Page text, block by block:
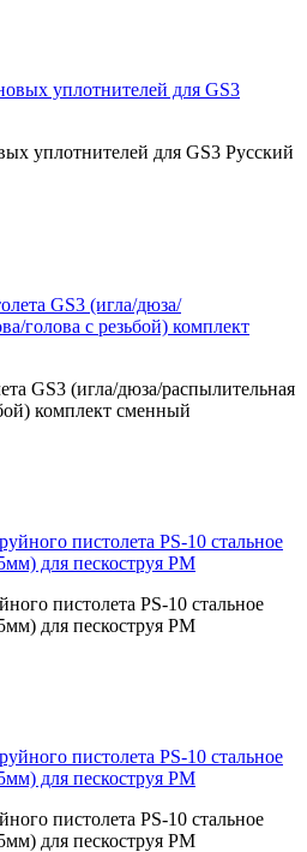
уплотнителей для GS3 Русский
GS3 (игла/дюза/распылительная
комплект сменный
пистолета PS-10 стальное
для пескоструя РМ
пистолета PS-10 стальное
для пескоструя РМ